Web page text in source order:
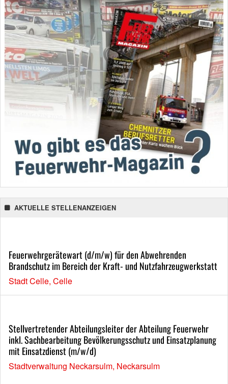
AKTUELLE STELLENANZEIGEN
Feuerwehrgerätewart (d/m/w) für den Abwehrenden
Brandschutz im Bereich der Kraft- und Nutzfahrzeugwerkstatt
Stadt Celle, Celle
Stellvertretender Abteilungsleiter der Abteilung Feuerwehr
inkl. Sachbearbeitung Bevölkerungsschutz und Einsatzplanung
mit Einsatzdienst (m/w/d)
Stadtverwaltung Neckarsulm, Neckarsulm